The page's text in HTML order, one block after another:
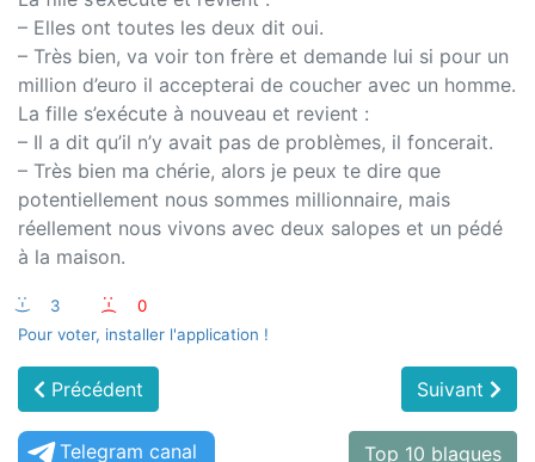
– Elles ont toutes les deux dit oui.
– Très bien, va voir ton frère et demande lui si pour un
million d’euro il accepterai de coucher avec un homme.
La fille s’exécute à nouveau et revient :
– Il a dit qu’il n’y avait pas de problèmes, il foncerait.
– Très bien ma chérie, alors je peux te dire que
potentiellement nous sommes millionnaire, mais
réellement nous vivons avec deux salopes et un pédé
à la maison.
:-) 3 :-(
0
Pour voter, installer l'application !
Précédent Suivant
Telegram canal Top 10 blagues